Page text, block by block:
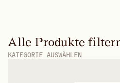
Alle Produkte
KATEGORIE AUSWÄHLEN